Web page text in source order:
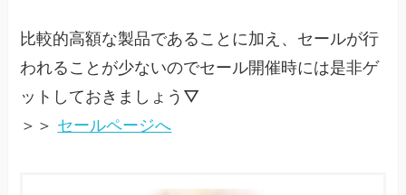
比較的高額な製品であることに加え、セールが行
われることが少ないのでセール開催時には是非ゲ
ットしておきましょう▽
＞＞ セールページへ